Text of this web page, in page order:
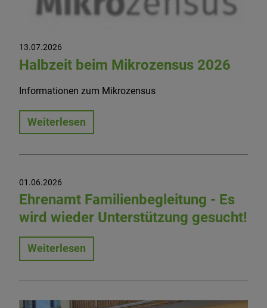
13.07.2026
Halbzeit beim Mikrozensus 2026
Informationen zum Mikrozensus
Weiterlesen
01.06.2026
Ehrenamt Familienbegleitung - Es
wird wieder Unterstützung gesucht!
Weiterlesen